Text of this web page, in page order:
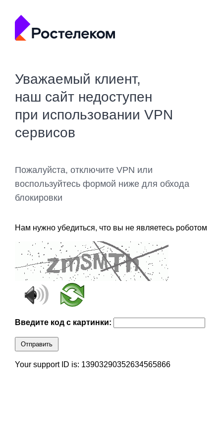
Уважаемый клиент,
наш сайт недоступен
при использовании VPN
сервисов
Пожалуйста, отключите VPN или
воспользуйтесь формой ниже для обхода
блокировки
Нам нужно убедиться, что вы не являетесь роботом
Введите код с картинки:
Отправить
Your support ID is: 13903290352634565866